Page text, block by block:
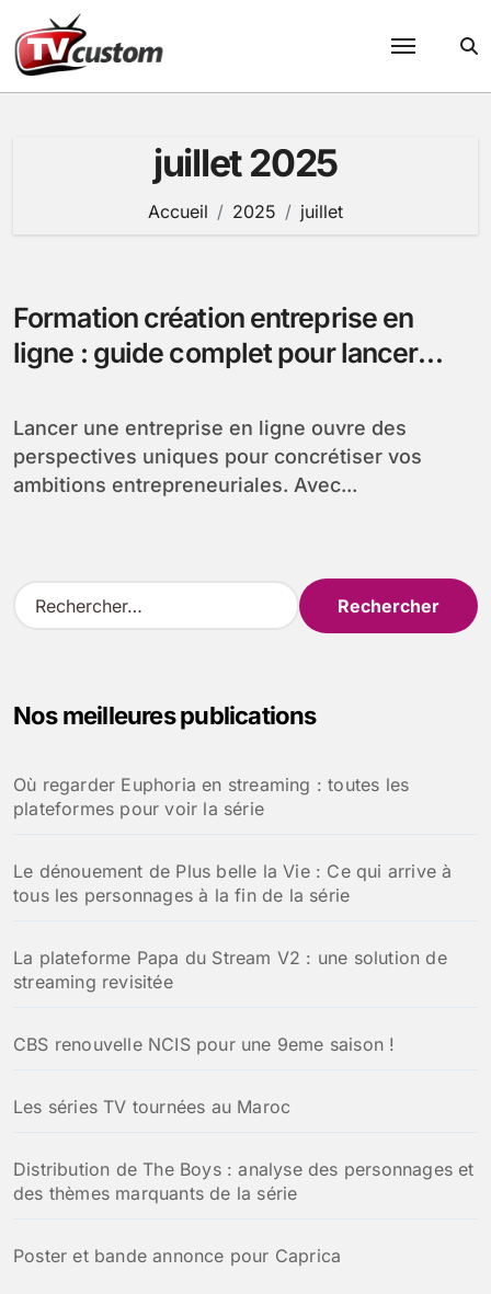
au
contenu
juillet 2025
Accueil 2025 juillet
Formation création entreprise en
ligne : guide complet pour lancer
Lancer une entreprise en ligne ouvre des
perspectives uniques pour concrétiser vos
ambitions entrepreneuriales. Avec...
R
e
r
e
r
Nos meilleures publications
Où regarder Euphoria en streaming : toutes les
plateformes pour voir la série
Le dénouement de Plus belle la Vie : Ce qui arrive à
tous les personnages à la fin de la série
La plateforme Papa du Stream V2 : une solution de
streaming revisitée
CBS renouvelle NCIS pour une 9eme saison !
Les séries TV tournées au Maroc
Distribution de The Boys : analyse des personnages et
des thèmes marquants de la série
Poster et bande annonce pour Caprica